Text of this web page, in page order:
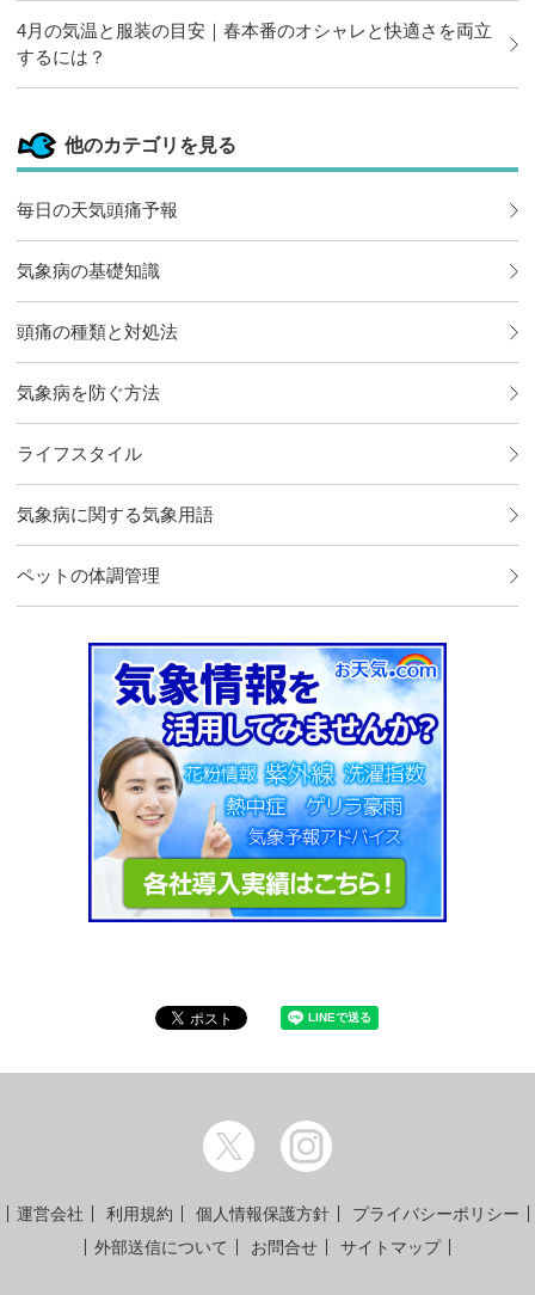
4月の気温と服装の目安｜春本番のオシャレと快適さを両立
するには？
他のカテゴリを見る
毎日の天気頭痛予報
気象病の基礎知識
頭痛の種類と対処法
気象病を防ぐ方法
ライフスタイル
気象病に関する気象用語
ペットの体調管理
運営会社 利用規約 個人情報保護方針
プライバシーポリシー
外部送信について
お問合せ サイトマップ